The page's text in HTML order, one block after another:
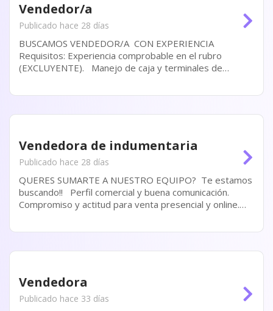
Vendedor/a
Publicado hace 28 días
BUSCAMOS VENDEDOR/A CON EXPERIENCIA
Requisitos: Experiencia comprobable en el rubro
(EXCLUYENTE). Manejo de caja y terminales de
Constitución.
Vendedora de indumentaria
Publicado hace 28 días
QUERES SUMARTE A NUESTRO EQUIPO? Te estamos
buscando!! Perfil comercial y buena comunicación.
Compromiso y actitud para venta presencial y online.
Vendedora
Publicado hace 33 días